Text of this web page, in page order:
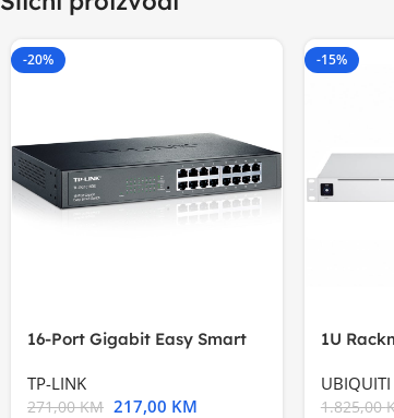
-20%
16-Port Gigabit Easy Smart
TP-LINK
271,00KM 217,00 KM
-15%
1U
UBIQUITI
1.825,00